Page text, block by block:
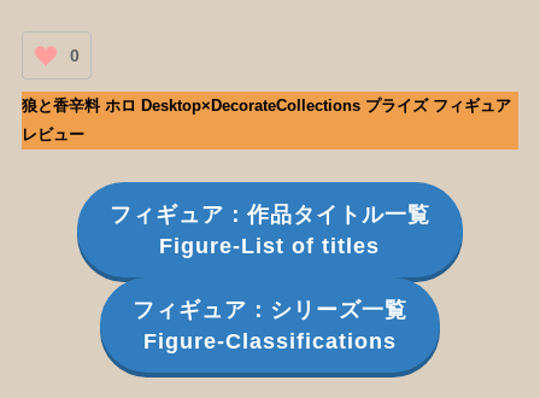
0
狼と香辛料 ホロ Desktop×DecorateCollections プライズ フィギュア
レビュー
フィギュア：作品タイトル一覧
Figure-List of titles
フィギュア：シリーズ一覧
Figure-Classifications